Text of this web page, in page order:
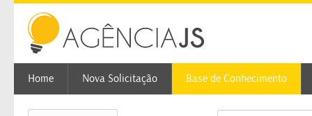
Home Nova Solicitação Base de Conhecimento